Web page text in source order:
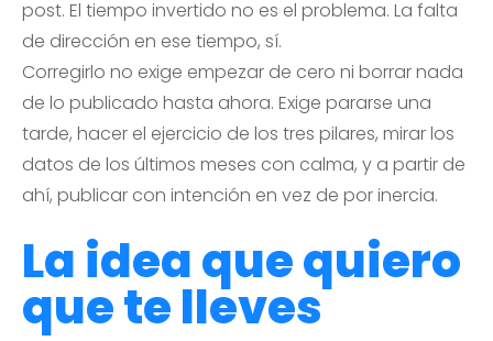
post. El tiempo invertido no es el problema. La falta
de dirección en ese tiempo, sí.
Corregirlo no exige empezar de cero ni borrar nada
de lo publicado hasta ahora. Exige pararse una
tarde, hacer el ejercicio de los tres pilares, mirar los
datos de los últimos meses con calma, y a partir de
ahí, publicar con intención en vez de por inercia.
La idea que quiero
que te lleves